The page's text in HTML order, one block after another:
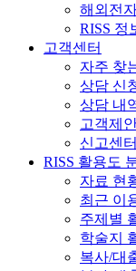
해외전
RISS 정
고객센터
자주 찾
상담 신
상담 내
고객제
신고센터
RISS 활용도
자료 현
최근 이
주제별
학술지
복사/대